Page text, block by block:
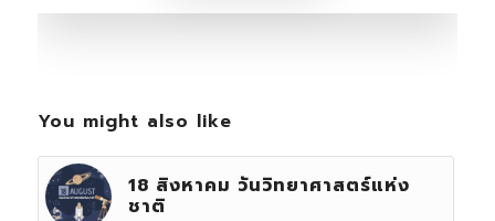
You might also like
18 สิงหาคม วันวิทยาศาสตร์แห่ง
ชาติ